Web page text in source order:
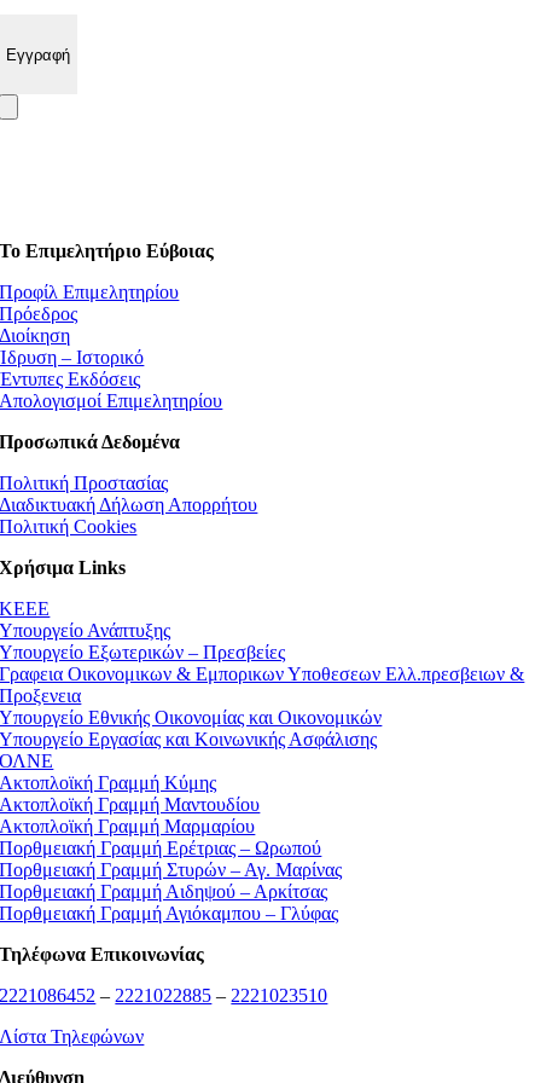
Το Επιμελητήριο Εύβοιας
Προφίλ Επιμελητηρίου
Πρόεδρος
Διοίκηση
Ίδρυση – Ιστορικό
Έντυπες Εκδόσεις
Απολογισμοί Επιμελητηρίου
Προσωπικά Δεδομένα
Πολιτική Προστασίας
Διαδικτυακή Δήλωση Απορρήτου
Πολιτική Cookies
Χρήσιμα Links
ΚEEE
Υπουργείο Ανάπτυξης
Υπουργείο Εξωτερικών – Πρεσβείες
Γραφεια Οικονομικων & Εμπορικων Υποθεσεων Ελλ.πρεσβειων &
Προξενεια
Υπουργείο Εθνικής Οικονομίας και Οικονομικών
Υπουργείο Εργασίας και Κοινωνικής Ασφάλισης
ΟΛΝΕ
Ακτοπλοϊκή Γραμμή Κύμης
Ακτοπλοϊκή Γραμμή Μαντουδίου
Ακτοπλοϊκή Γραμμή Μαρμαρίου
Πορθμειακή Γραμμή Ερέτριας – Ωρωπού
Πορθμειακή Γραμμή Στυρών – Αγ. Μαρίνας
Πορθμειακή Γραμμή Αιδηψού – Αρκίτσας
Πορθμειακή Γραμμή Αγιόκαμπου – Γλύφας
Τηλέφωνα Επικοινωνίας
2221086452 – 2221022885 – 2221023510
Λίστα Τηλεφώνων
Διεύθυνση